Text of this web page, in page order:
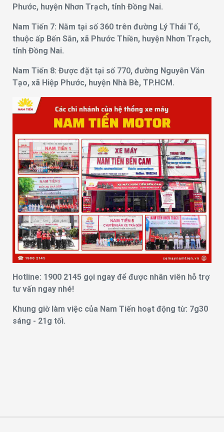
Phước, huyện Nhơn Trạch, tỉnh Đồng Nai.
Nam Tiến 7: Nằm tại số 360 trên đường Lý Thái Tổ,
thuộc ấp Bến Sắn, xã Phước Thiền, huyện Nhơn Trạch,
tỉnh Đồng Nai.
Nam Tiến 8: Được đặt tại số 770, đường Nguyễn Văn
Tạo, xã Hiệp Phước, huyện Nhà Bè, TP.HCM.
Hotline: 1900 2145 gọi ngay để được nhân viên hỗ trợ
tư vấn ngay nhé!
Khung giờ làm việc của Nam Tiến hoạt động từ: 7g30
sáng - 21g tối.